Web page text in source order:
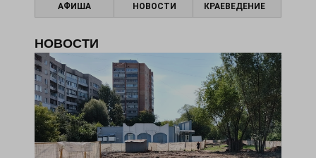
АФИША НОВОСТИ КРАЕВЕДЕНИЕ
НОВОСТИ